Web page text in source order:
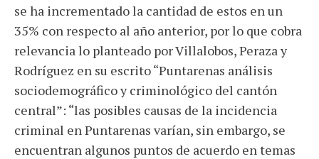
se ha incrementado la cantidad de estos en un
35% con respecto al año anterior, por lo que cobra
relevancia lo planteado por Villalobos, Peraza y
Rodríguez en su escrito “Puntarenas análisis
sociodemográfico y criminológico del cantón
central”: “las posibles causas de la incidencia
criminal en Puntarenas varían, sin embargo, se
encuentran algunos puntos de acuerdo en temas